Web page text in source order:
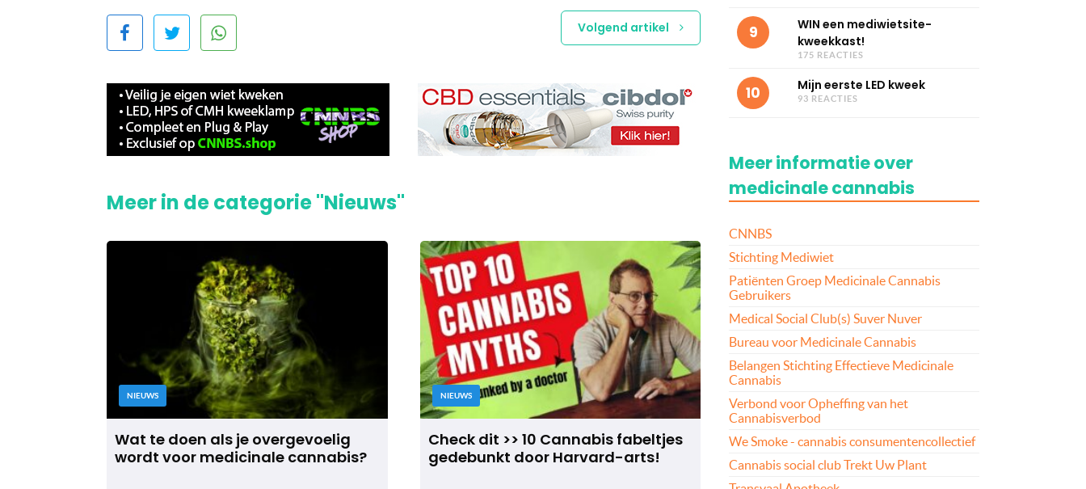
Volgend artikel
Meer in de categorie "Nieuws"
NIEUWS
Wat te doen als je overgevoelig
wordt voor medicinale cannabis?
NIEUWS
Check dit >> 10 Cannabis fabeltjes
gedebunkt door Harvard-arts!
9
WIN een mediwietsite-
kweekkast!
175 REACTIES
10 Mijn eerste LED kweek
93 REACTIES
Meer informatie over
medicinale cannabis
CNNBS
Stichting Mediwiet
Patiënten Groep Medicinale Cannabis
Gebruikers
Medical Social Club(s) Suver Nuver
Bureau voor Medicinale Cannabis
Belangen Stichting Effectieve Medicinale
Cannabis
Verbond voor Opheffing van het
Cannabisverbod
We Smoke - cannabis consumentencollectief
Cannabis social club Trekt Uw Plant